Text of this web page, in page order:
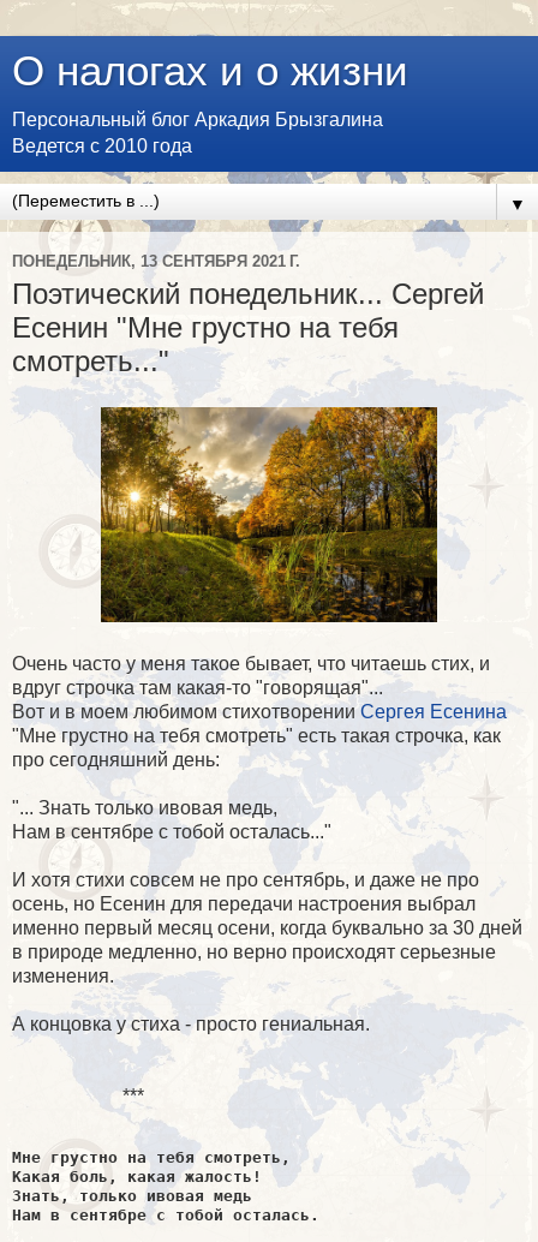
О налогах и о жизни
Персональный блог Аркадия Брызгалина
Ведется с 2010 года
▼
ПОНЕДЕЛЬНИК, 13 СЕНТЯБРЯ 2021 Г.
Поэтический понедельник... Сергей
Есенин "Мне грустно на тебя
смотреть..."
Очень часто у меня такое бывает, что читаешь стих, и
вдруг строчка там какая-то "говорящая"...
Вот и в моем любимом стихотворенииСергея Есенина
"Мне грустно на тебя смотреть" есть такая строчка, как
про сегодняшний день:
"... Знать только ивовая медь,
Нам в сентябре с тобой осталась..."
И хотя стихи совсем не про сентябрь, и даже не про
осень, но Есенин для передачи настроения выбрал
именно первый месяц осени, когда буквально за 30 дней
в природе медленно, но верно происходят серьезные
изменения.
А концовка у стиха - просто гениальная.
***
Мне грустно на тебя смотреть,
Какая боль, какая жалость!
Знать, только ивовая медь
Нам в сентябре с тобой осталась.